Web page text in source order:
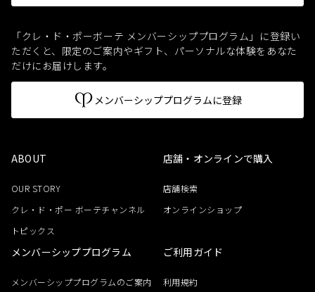
「クレ・ド・ポーボーテ メンバーシッププログラム」に登録い
ただくと、 限定のご案内やギフト、パーソナルな体験をあなた
だけにお届けします。
メンバーシッププログラムに登録
ABOUT
OUR STORY
クレ・ド・ポー ボーテチャンネル
トピックス
店舗・オンラインで購入
店舗検索
オンラインショップ
メンバーシッププログラム
メンバーシッププログラムのご案内
ご利用ガイド
利用規約